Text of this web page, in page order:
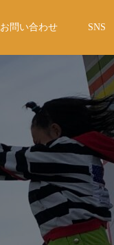
お問い合わせ SNS